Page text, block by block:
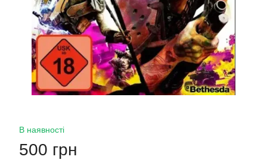
В наявності
500 грн